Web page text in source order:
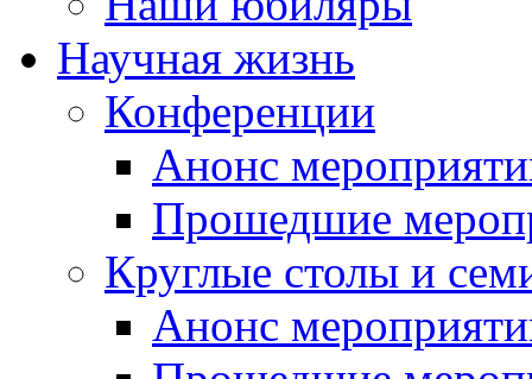
Научная жизнь
Конференции
Анонс
Прошедшие
Круглые столы и
Анонс